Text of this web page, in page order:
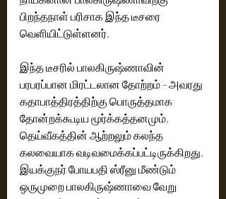
பிறந்தநாள் பரிசாக இந்த டீசரை
வெளியிட்டுள்ளனர்.
இந்த டீசரில் பாலகிருஷ்ணாவின்
பரபரப்பான மிரட்டலான தோற்றம் - அவரது
கதாபாத்திரத்திற்கு பொருத்தமாக
தோன்றக்கூடிய மூர்க்கத்தனமும்,
தெய்வீகத்தின் ஆற்றலும் கலந்த
கலவையாக வடிவமைக்கப்பட்டிருக்கிறது.
இயக்குநர் போயபதி ஸ்ரீனு மீண்டும்
ஒருமுறை பாலகிருஷ்ணாவை வேறு